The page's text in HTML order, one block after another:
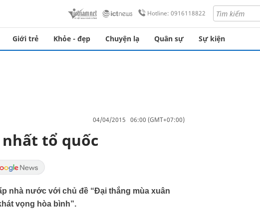
Hotline: 0916118822
Giới trẻ Khỏe - đẹp Chuyện lạ Quân sự Sự kiện
04/04/2015 06:00 (GMT+07:00)
tổ quốc
nhà nước với chủ đề “Đại thắng mùa xuân
vọng hòa bình”.